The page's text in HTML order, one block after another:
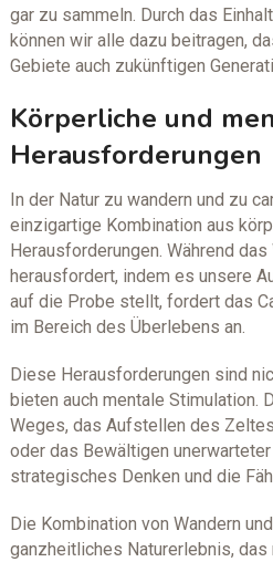
gar zu sammeln. Durch das
können wir alle dazu beitragen,
Gebiete auch zukünftigen
Körperliche und
Herausforderungen
In der Natur zu wandern und zu
einzigartige Kombination aus
Herausforderungen. Während
herausfordert, indem es unsere
auf die Probe stellt, fordert das
im Bereich des Überlebens an.
Diese Herausforderungen sind
bieten auch mentale Stimulation.
Weges, das Aufstellen des
oder das Bewältigen
strategisches Denken und die
Die Kombination von Wandern
ganzheitliches Naturerlebnis, das